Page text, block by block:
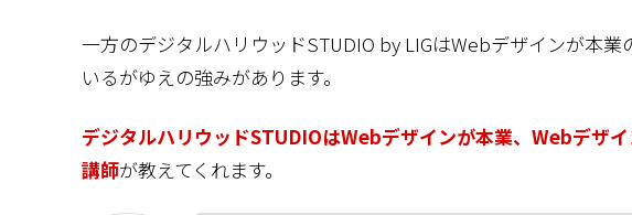
一方のデジタルハリウッドSTUDIO by LIGはWebデザインが本
いるがゆえの強みがあります。
デジタルハリウッドSTUDIOはWebデザインが本業、Webデザ
講師が教えてくれます。